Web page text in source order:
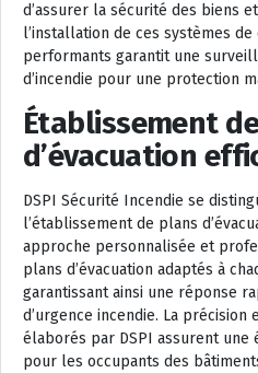
d’assurer la sécurité des biens
l’installation de ces systèmes
performants garantit une
d’incendie pour une protection
Établissement
d’évacuation
DSPI Sécurité Incendie se
l’établissement de plans
approche personnalisée et
plans d’évacuation adaptés à
garantissant ainsi une réponse
d’urgence incendie. La
élaborés par DSPI assurent une
pour les occupants des